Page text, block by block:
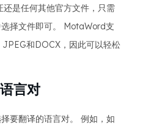
是任何其他官方文件，只需
择文件即可。 MotaWord支
和DOCX，因此可以轻松
言对
要翻译的语言对。 例如，如